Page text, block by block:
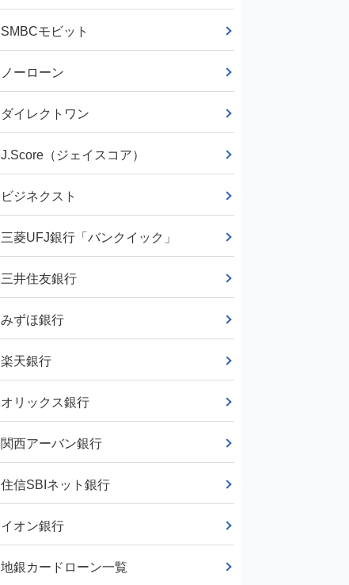
SMBCモビット
ノーローン
ダイレクトワン
J.Score（ジェイスコア）
ビジネクスト
三菱UFJ銀行「バンクイック」
三井住友銀行
みずほ銀行
楽天銀行
オリックス銀行
関西アーバン銀行
住信SBIネット銀行
イオン銀行
地銀カードローン一覧